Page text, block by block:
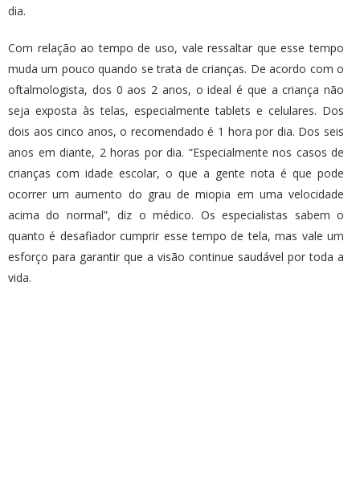
dia.
Com relação ao tempo de uso, vale ressaltar que esse tempo
muda um pouco quando se trata de crianças. De acordo com o
oftalmologista, dos 0 aos 2 anos, o ideal é que a criança não
seja exposta às telas, especialmente tablets e celulares. Dos
dois aos cinco anos, o recomendado é 1 hora por dia. Dos seis
anos em diante, 2 horas por dia. “Especialmente nos casos de
crianças com idade escolar, o que a gente nota é que pode
ocorrer um aumento do grau de miopia em uma velocidade
acima do normal”, diz o médico. Os especialistas sabem o
quanto é desafiador cumprir esse tempo de tela, mas vale um
esforço para garantir que a visão continue saudável por toda a
vida.